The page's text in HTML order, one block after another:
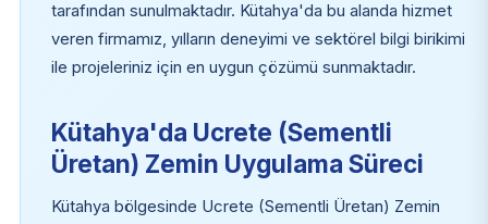
tarafından sunulmaktadır. Kütahya'da bu alanda hizmet
veren firmamız, yılların deneyimi ve sektörel bilgi birikimi
ile projeleriniz için en uygun çözümü sunmaktadır.
Kütahya'da Ucrete (Sementli
Üretan) Zemin Uygulama Süreci
Kütahya bölgesinde Ucrete (Sementli Üretan) Zemin